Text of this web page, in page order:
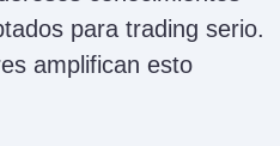
para trading serio.
amplifican esto